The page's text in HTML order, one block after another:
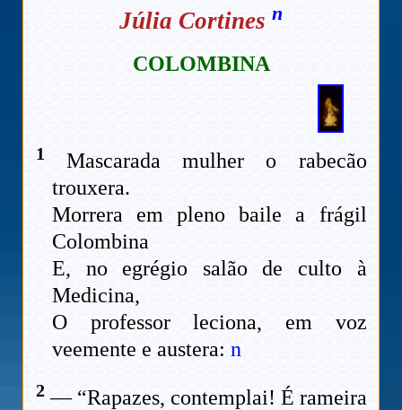
Júlia Cortines n
COLOMBINA
1
Mascarada mulher o rabecão
trouxera.
Morrera em pleno baile a frágil
Colombina
E, no egrégio salão de culto à
Medicina,
O professor leciona, em voz
veemente e austera:n
2— “Rapazes, contemplai! É rameira